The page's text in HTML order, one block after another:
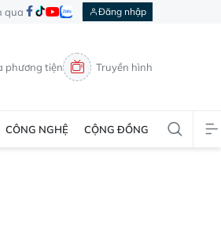
qua Đăng nhập
phương tiện Truyền hình
CÔNG NGHỆ CỘNG ĐỒNG